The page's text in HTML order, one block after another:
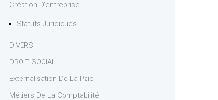
Création D'entreprise
Statuts Juridiques
DIVERS
DROIT SOCIAL
Externalisation De La Paie
Métiers De La Comptabilité